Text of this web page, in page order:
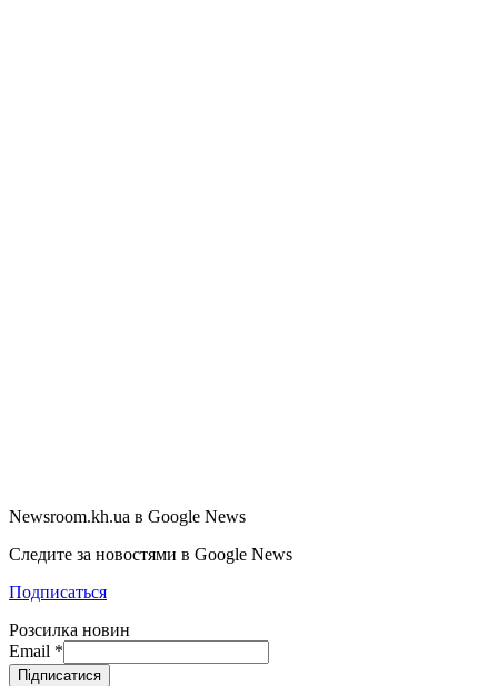
Newsroom.kh.ua в Google News
Следите за новостями в Google News
Подписаться
Розсилка новин
Email *